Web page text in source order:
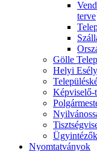
terve
Gölle
Helyi
Képviselő-
Ügyintézők
Nyomtatványok